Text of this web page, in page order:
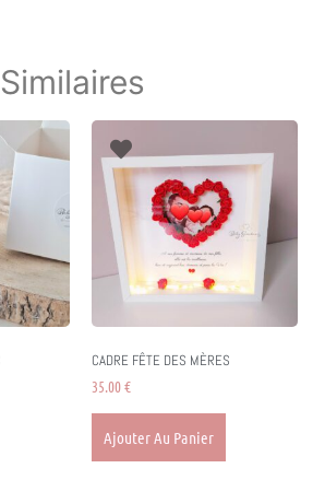
CADRE FÊTE DES MÈRES
35.00€
Ajouter Au Panier